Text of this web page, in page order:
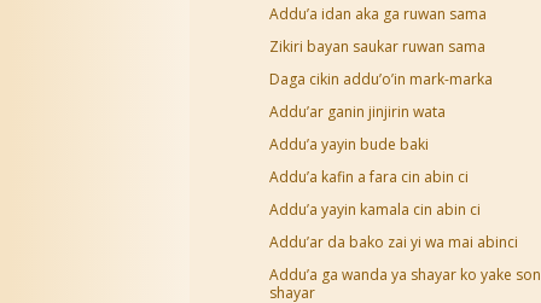
Addu’a idan aka ga ruwan sama
Zikiri bayan saukar ruwan sama
Daga cikin addu’o’in mark-marka
Addu’ar ganin jinjirin wata
Addu’a yayin bude baki
Addu’a kafin a fara cin abin ci
Addu’a yayin kamala cin abin ci
Addu’ar da bako zai yi wa mai abinci
Addu’a ga wanda ya shayar ko yake
shayar